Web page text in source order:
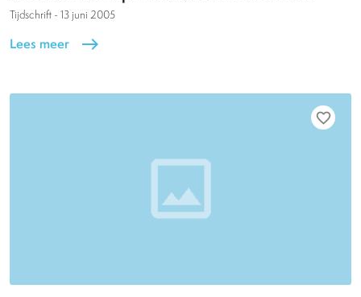
Tijdschrift - 13 juni 2005
Lees meer east
favorite_border